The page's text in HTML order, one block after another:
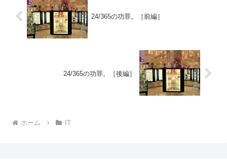
24/365の功罪。［前編］
24/365の功罪。［後編］
ホーム IT